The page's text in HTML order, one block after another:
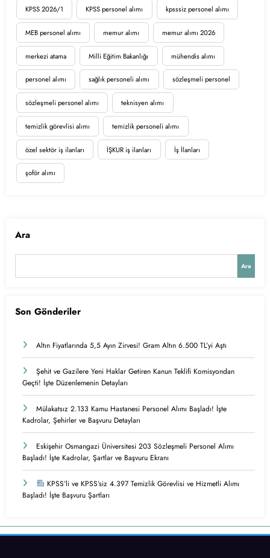
KPSS 2026/1 KPSS personel alımı kpsssiz personel alımı
MEB personel alımı memur alımı memur alımı 2026
merkezi atama Milli Eğitim Bakanlığı mühendis alımı
personel alımı sağlık personeli alımı sözleşmeli personel
sözleşmeli personel alımı teknisyen alımı
temizlik görevlisi alımı temizlik personeli alımı
özel sektör iş ilanları İŞKUR iş ilanları İş İlanları
şoför alımı
Ara
Ara
Son Gönderiler
Altın Fiyatlarında 5,5 Ayın Zirvesi! Gram Altın 6.500 TL’yi Aştı
Şehit ve Gazilere Yeni Haklar Getiren Kanun Teklifi Komisyondan
Geçti! İşte Düzenlemenin Detayları
Mülakatsız 2.133 Kamu Hastanesi Personel Alımı Başladı! İşte
Kadrolar, Şehirler ve Başvuru Detayları
Eskişehir Osmangazi Üniversitesi 203 Sözleşmeli Personel Alımı
Başladı! İşte Kadrolar, Şartlar ve Başvuru Ekranı
KPSS’li ve KPSS’siz 4.397 Temizlik Görevlisi ve Hizmetli Alımı
Başladı! İşte Başvuru Şartları